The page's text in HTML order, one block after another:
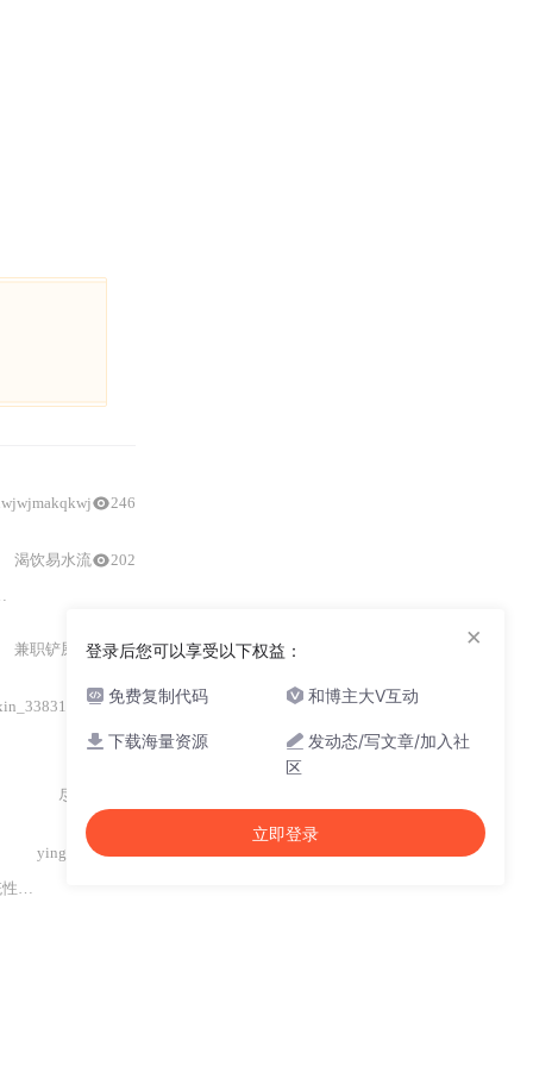
246
渴饮易水流 202
兼职铲屎官 246
232
尽心则无余
资源摘要信息:"CDMA天馈系统介绍及天线选用"是一份面向移动通信工程技术人员、网络规划优化工程师及无线基站建设维护人员的专业技术培训课件，系统性地阐述了CDMA
yingyingyiwan
登录后您可以享受以下权益：
免费复制代码 和博主大V互动
下载海量资源
发动态/写文章/加入社
区
×
立即登录